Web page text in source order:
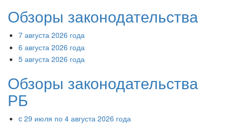
Обзоры законодательства
7 августа 2026 года
6 августа 2026 года
5 августа 2026 года
Обзоры законодательства
РБ
c 29 июля по 4 августа 2026 года